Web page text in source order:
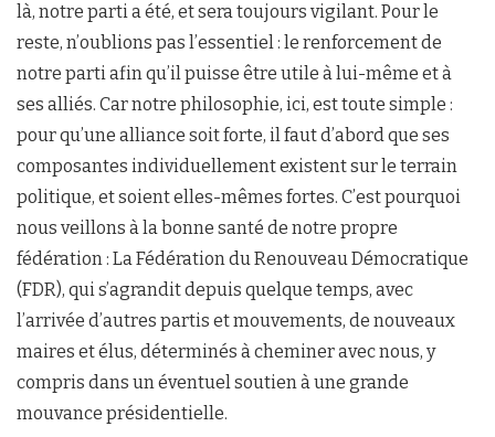
là, notre parti a été, et sera toujours vigilant. Pour le
reste, n’oublions pas l’essentiel : le renforcement de
notre parti afin qu’il puisse être utile à lui-même et à
ses alliés. Car notre philosophie, ici, est toute simple :
pour qu’une alliance soit forte, il faut d’abord que ses
composantes individuellement existent sur le terrain
politique, et soient elles-mêmes fortes. C’est pourquoi
nous veillons à la bonne santé de notre propre
fédération : La Fédération du Renouveau Démocratique
(FDR), qui s’agrandit depuis quelque temps, avec
l’arrivée d’autres partis et mouvements, de nouveaux
maires et élus, déterminés à cheminer avec nous, y
compris dans un éventuel soutien à une grande
mouvance présidentielle.